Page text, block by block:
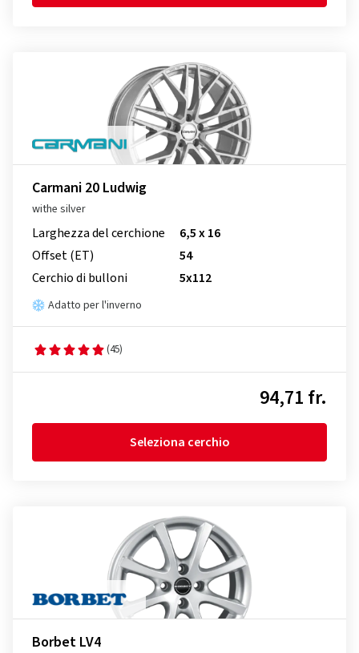
Carmani 20 Ludwig
withe silver
Larghezza del cerchione
6,5 x 16
Offset (ET)
54
Cerchio di bulloni
5x112
Adatto per l'inverno
(45)
94,71 fr.
Seleziona cerchio
Borbet LV4